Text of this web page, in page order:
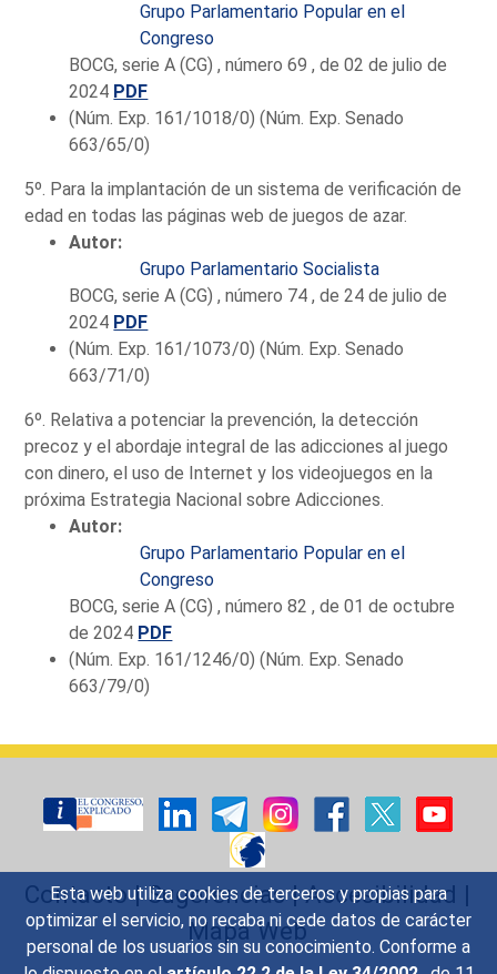
Esta web utiliza cookies de terceros y propias para
optimizar el servicio, no recaba ni cede datos de carácter
personal de los usuarios sin su conocimiento. Conforme a
Grupo Parlamentario Popular en el
Congreso
BOCG, serie A (CG) , número 69 , de 02 de julio de
2024 PDF
(Núm. Exp. 161/1018/0) (Núm. Exp. Senado
663/65/0)
5º. Para la implantación de un sistema de verificación de
edad en todas las páginas web de juegos de azar.
Autor:
Grupo Parlamentario Socialista
BOCG, serie A (CG) , número 74 , de 24 de julio de
2024 PDF
(Núm. Exp. 161/1073/0) (Núm. Exp. Senado
663/71/0)
6º. Relativa a potenciar la prevención, la detección
precoz y el abordaje integral de las adicciones al juego
con dinero, el uso de Internet y los videojuegos en la
próxima Estrategia Nacional sobre Adicciones.
Autor:
Grupo Parlamentario Popular en el
Congreso
BOCG, serie A (CG) , número 82 , de 01 de octubre
de 2024 PDF
(Núm. Exp. 161/1246/0) (Núm. Exp. Senado
663/79/0)
Contacto|Sugerencias|Accesibilidad |
Mapa Web